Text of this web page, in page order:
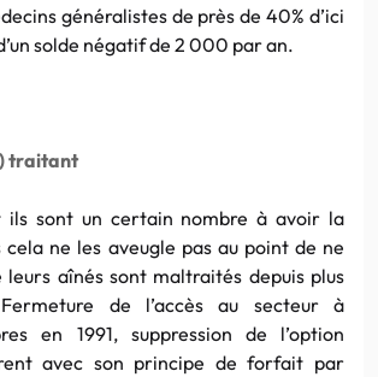
généralistes de près de 40% d’ici
solde négatif de 2 000 par an.
traitant
ils sont un certain nombre à avoir la
ne les aveugle pas au point de ne
leurs aînés sont maltraités depuis plus
de l’accès au secteur à
en 1991, suppression de l’option
avec son principe de forfait par